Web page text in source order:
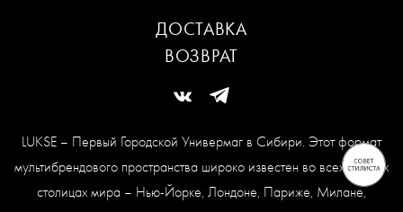
LUKSE – Первый Городской Универмаг в Сибири. Этот формат
мультибрендового пространства широко известен во всех модных
столицах мира – Нью-Йорке, Лондоне, Париже, Милане,
ДОСТАВКА
ВОЗВРАТ